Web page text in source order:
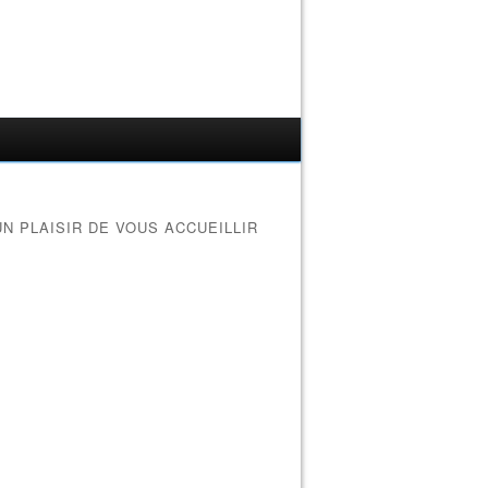
PLAISIR DE VOUS ACCUEILLIR